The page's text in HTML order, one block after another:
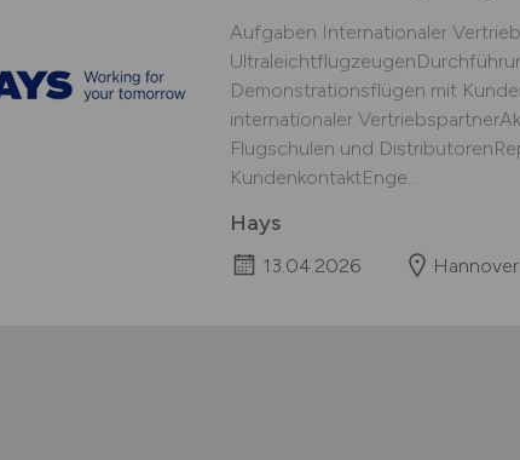
Aufgaben Internationaler
Demonstrationsflügen mit
internationaler
Flugschulen und
KundenkontaktEnge...
Hays
13.04.2026 Hannover